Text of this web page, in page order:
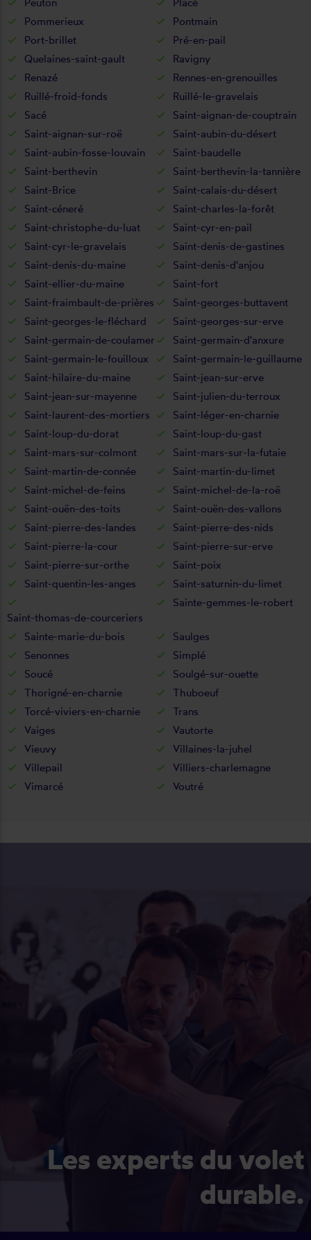
Pommerieux
Pontmain
Port-brillet
Pré-en-pail
Quelaines-saint-gault
Ravigny
Renazé
Rennes-en-grenouilles
Ruillé-froid-fonds
Ruillé-le-gravelais
Sacé
Saint-aignan-de-couptrain
Saint-aignan-sur-roë
Saint-aubin-du-désert
Saint-aubin-fosse-louvain
Saint-baudelle
Saint-berthevin
Saint-berthevin-la-tannière
Saint-Brice
Saint-calais-du-désert
Saint-céneré
Saint-charles-la-forêt
Saint-christophe-du-luat
Saint-cyr-en-pail
Saint-cyr-le-gravelais
Saint-denis-de-gastines
Saint-denis-du-maine
Saint-denis-d'anjou
Saint-ellier-du-maine
Saint-fort
Saint-fraimbault-de-prières
Saint-georges-buttavent
Saint-georges-le-fléchard
Saint-georges-sur-erve
Saint-germain-de-coulamer
Saint-germain-d'anxure
Saint-germain-le-fouilloux
Saint-germain-le-guillaume
Saint-hilaire-du-maine
Saint-jean-sur-erve
Saint-jean-sur-mayenne
Saint-julien-du-terroux
Saint-laurent-des-mortiers
Saint-léger-en-charnie
Saint-loup-du-dorat
Saint-loup-du-gast
Saint-mars-sur-colmont
Saint-mars-sur-la-futaie
Saint-martin-de-connée
Saint-martin-du-limet
Saint-michel-de-feins
Saint-michel-de-la-roë
Saint-ouën-des-toits
Saint-ouën-des-vallons
Saint-pierre-des-landes
Saint-pierre-des-nids
Saint-pierre-la-cour
Saint-pierre-sur-erve
Saint-pierre-sur-orthe
Saint-poix
Saint-quentin-les-anges
Saint-saturnin-du-limet
Saint-thomas-de-courceriers
Sainte-gemmes-le-robert
Sainte-marie-du-bois
Saulges
Senonnes
Simplé
Soucé
Soulgé-sur-ouette
Thorigné-en-charnie
Thuboeuf
Torcé-viviers-en-charnie
Trans
Vaiges
Vautorte
Vieuvy
Villaines-la-juhel
Villepail
Villiers-charlemagne
Vimarcé
Voutré
Les experts du volet
durable.